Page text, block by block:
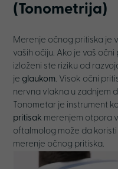
(Tonometrija)
Merenje očnog pritiska je
vaših očiju. Ako je vaš
izloženi ste riziku od
je glaukom. Visok očni
nervna vlakna u zadnjem
Tonometar je instrument
pritisak merenjem otpora
oftalmolog može da
merenje očnog pritiska.